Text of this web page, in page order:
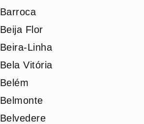
Barroca
Beija Flor
Beira-Linha
Bela Vitória
Belém
Belmonte
Belvedere